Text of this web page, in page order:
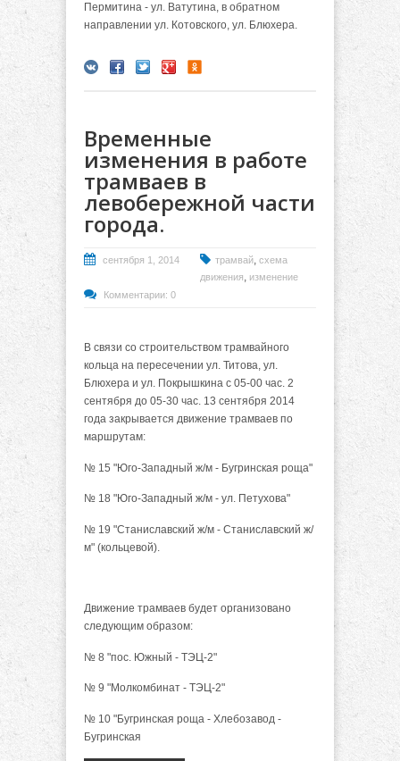
Пермитина - ул. Ватутина, в обратном
направлении ул. Котовского, ул. Блюхера.
Временные
изменения в работе
трамваев в
левобережной части
города.
сентября 1, 2014 трамвай, схема
движения, изменение
Комментарии: 0
В связи со строительством трамвайного
кольца на пересечении ул. Титова, ул.
Блюхера и ул. Покрышкина с 05-00 час. 2
сентября до 05-30 час. 13 сентября 2014
года закрывается движение трамваев по
маршрутам:
№ 15 "Юго-Западный ж/м - Бугринская роща"
№ 18 "Юго-Западный ж/м - ул. Петухова"
№ 19 "Станиславский ж/м - Станиславский ж/
м" (кольцевой).
Движение трамваев будет организовано
следующим образом:
№ 8 "пос. Южный - ТЭЦ-2"
№ 9 "Молкомбинат - ТЭЦ-2"
№ 10 "Бугринская роща - Хлебозавод -
Бугринская